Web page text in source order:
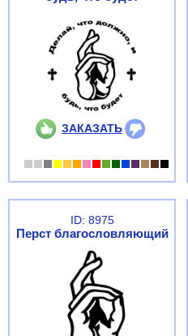
ЗАКАЗАТЬ
ID: 8975
Перст благословляющий